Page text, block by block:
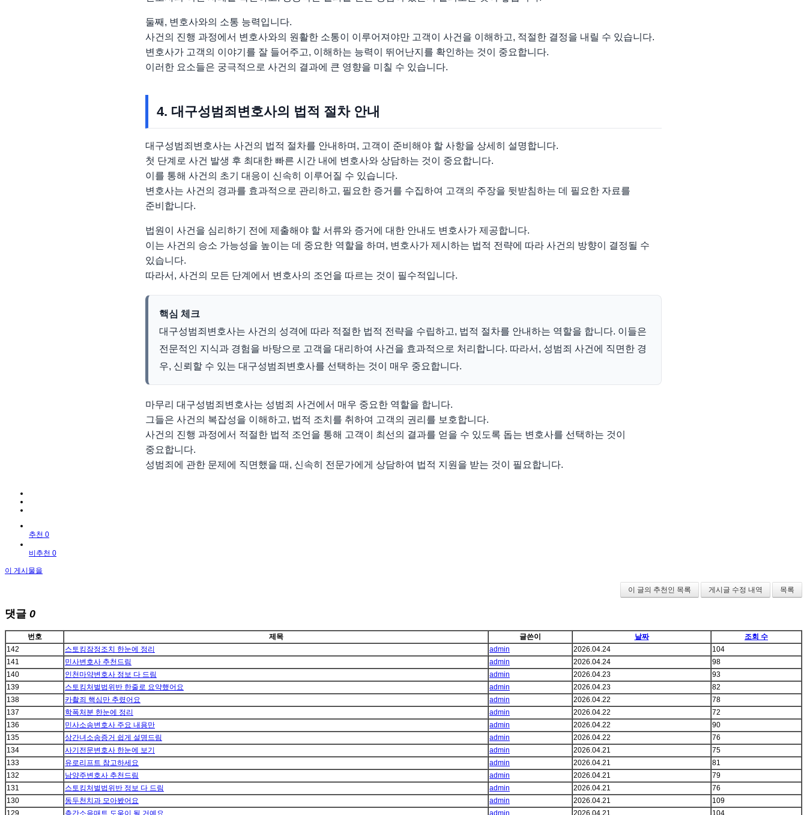
둘째, 변호사와의 소통 능력입니다.
사건의 진행 과정에서 변호사와의 원활한 소통이 이루어져야만 고객이 사건을 이해하고, 적절한 결정을 내릴 수 있습니다.
변호사가 고객의 이야기를 잘 들어주고, 이해하는 능력이 뛰어난지를 확인하는 것이 중요합니다.
이러한 요소들은 궁극적으로 사건의 결과에 큰 영향을 미칠 수 있습니다.
4. 대구성범죄변호사의 법적 절차 안내
대구성범죄변호사는 사건의 법적 절차를 안내하며, 고객이 준비해야 할 사항을 상세히 설명합니다.
첫 단계로 사건 발생 후 최대한 빠른 시간 내에 변호사와 상담하는 것이 중요합니다.
이를 통해 사건의 초기 대응이 신속히 이루어질 수 있습니다.
변호사는 사건의 경과를 효과적으로 관리하고, 필요한 증거를 수집하여 고객의 주장을 뒷받침하는 데 필요한 자료를
준비합니다.
법원이 사건을 심리하기 전에 제출해야 할 서류와 증거에 대한 안내도 변호사가 제공합니다.
이는 사건의 승소 가능성을 높이는 데 중요한 역할을 하며, 변호사가 제시하는 법적 전략에 따라 사건의 방향이 결정될 수
있습니다.
따라서, 사건의 모든 단계에서 변호사의 조언을 따르는 것이 필수적입니다.
핵심 체크
대구성범죄변호사는 사건의 성격에 따라 적절한 법적 전략을 수립하고, 법적 절차를 안내하는 역할을 합니다. 이들은
전문적인 지식과 경험을 바탕으로 고객을 대리하여 사건을 효과적으로 처리합니다. 따라서, 성범죄 사건에 직면한 경
우, 신뢰할 수 있는 대구성범죄변호사를 선택하는 것이 매우 중요합니다.
마무리 대구성범죄변호사는 성범죄 사건에서 매우 중요한 역할을 합니다.
그들은 사건의 복잡성을 이해하고, 법적 조치를 취하여 고객의 권리를 보호합니다.
사건의 진행 과정에서 적절한 법적 조언을 통해 고객이 최선의 결과를 얻을 수 있도록 돕는 변호사를 선택하는 것이
중요합니다.
성범죄에 관한 문제에 직면했을 때, 신속히 전문가에게 상담하여 법적 지원을 받는 것이 필요합니다.
추천 0
비추천 0
이 게시물을
이 글의 추천인 목록 게시글 수정 내역 목록
댓글 0
번호 제목 글쓴이 날짜
조회 수
142
스토킹잠정조치 한눈에 정리 admin 2026.04.24
104
141
민사변호사 추천드림 admin 2026.04.24
98
140
인천마약변호사 정보 다 드림 admin 2026.04.23
93
139
스토킹처벌법위반 한줄로 요약했어요 admin 2026.04.23
82
138
카촬죄 핵심만 추렸어요 admin 2026.04.22
78
137
학폭처분 한눈에 정리 admin 2026.04.22
72
136
민사소송변호사 주요 내용만 admin 2026.04.22
90
135
상간녀소송증거 쉽게 설명드림 admin 2026.04.22
76
134
사기전문변호사 한눈에 보기 admin 2026.04.21
75
133
유로리프트 참고하세요 admin 2026.04.21
81
132
남양주변호사 추천드림 admin 2026.04.21
79
131
스토킹처벌법위반 정보 다 드림 admin 2026.04.21
76
130
동두천치과 모아봤어요 admin 2026.04.21
109
129
층간소음매트 도움이 될 거예요 admin 2026.04.21
104